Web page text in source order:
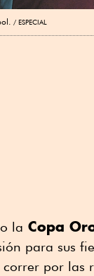
ESPECIAL
la Copa
para sus
por